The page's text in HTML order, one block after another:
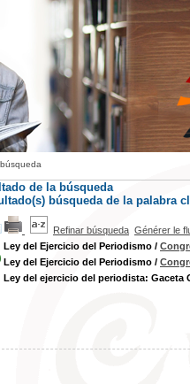
de la búsqueda
búsqueda de la palabra
Refinar búsqueda Générer le
Ley del Ejercicio del Periodismo /
Ley del Ejercicio del Periodismo /
Ley del ejercicio del periodista: Gaceta